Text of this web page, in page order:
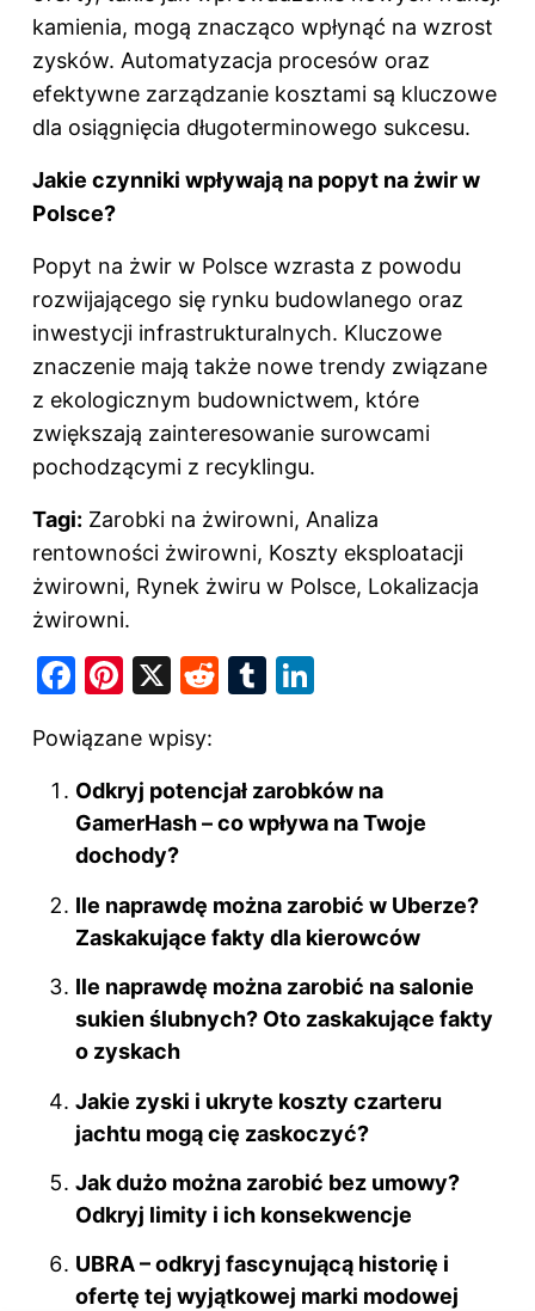
kamienia, mogą znacząco wpłynąć na wzrost
zysków. Automatyzacja procesów oraz
efektywne zarządzanie kosztami są kluczowe
dla osiągnięcia długoterminowego sukcesu.
Jakie czynniki wpływają na popyt na żwir w
Polsce?
Popyt na żwir w Polsce wzrasta z powodu
rozwijającego się rynku budowlanego oraz
inwestycji infrastrukturalnych. Kluczowe
znaczenie mają także nowe trendy związane
z ekologicznym budownictwem, które
zwiększają zainteresowanie surowcami
pochodzącymi z recyklingu.
Tagi: Zarobki na żwirowni, Analiza
rentowności żwirowni, Koszty eksploatacji
żwirowni, Rynek żwiru w Polsce, Lokalizacja
żwirowni.
F
c
e
b
o
o
k
Pi
er
e
st
X
R
di
t
T
bl
r
e
dI
Powiązane wpisy:
Odkryj potencjał zarobków na
GamerHash – co wpływa na Twoje
dochody?
Ile naprawdę można zarobić w Uberze?
Zaskakujące fakty dla kierowców
Ile naprawdę można zarobić na salonie
sukien ślubnych? Oto zaskakujące fakty
o zyskach
Jakie zyski i ukryte koszty czarteru
jachtu mogą cię zaskoczyć?
Jak dużo można zarobić bez umowy?
Odkryj limity i ich konsekwencje
UBRA – odkryj fascynującą historię i
ofertę tej wyjątkowej marki modowej